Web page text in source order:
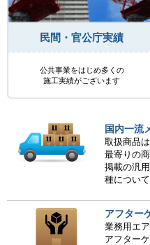
民間・官公庁実績
公共事業をはじめ多くの
施工実績がございます
国内一流
取扱商品
最寄りの
掲載の汎
種につい
アフター
業務用エ
アフター